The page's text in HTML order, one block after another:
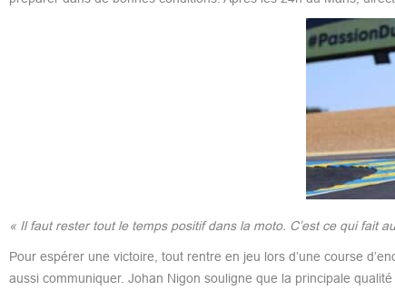
« Il faut rester tout le temps positif dans la moto. C’est ce qui fait
Pour espérer une victoire, tout rentre en jeu lors d’une course
aussi communiquer. Johan Nigon souligne que la principale